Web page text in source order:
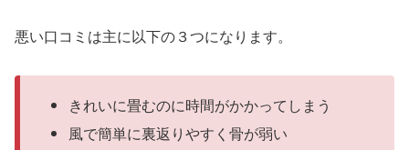
悪い口コミは主に以下の３つになります。
きれいに畳むのに時間がかかってしまう
風で簡単に裏返りやすく骨が弱い